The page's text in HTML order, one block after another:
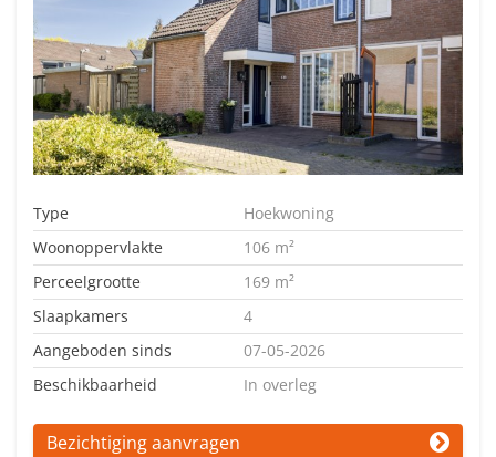
Type
Hoekwoning
Woonoppervlakte
106 m²
Perceelgrootte
169 m²
Slaapkamers
4
Aangeboden sinds
07-05-2026
Beschikbaarheid
In overleg
Bezichtiging aanvragen